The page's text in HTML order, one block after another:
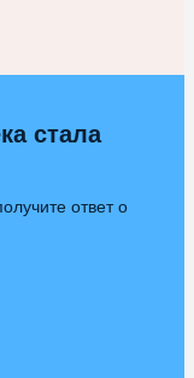
стала
ответ о